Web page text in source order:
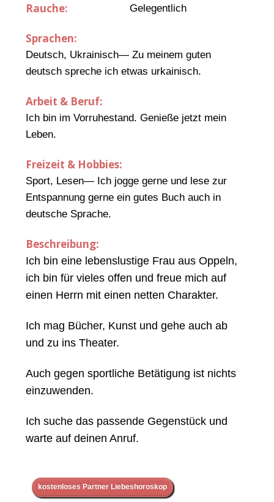
Rauche: Gelegentlich
Sprachen:
Deutsch, Ukrainisch— Zu meinem guten
deutsch spreche ich etwas urkainisch.
Arbeit & Beruf:
Ich bin im Vorruhestand. Genieße jetzt mein
Leben.
Freizeit & Hobbies:
Sport, Lesen— Ich jogge gerne und lese zur
Entspannung gerne ein gutes Buch auch in
deutsche Sprache.
Beschreibung:
Ich bin eine lebenslustige Frau aus Oppeln,
ich bin für vieles offen und freue mich auf
einen Herrn mit einen netten Charakter.
Ich mag Bücher, Kunst und gehe auch ab
und zu ins Theater.
Auch gegen sportliche Betätigung ist nichts
einzuwenden.
Ich suche das passende Gegenstück und
warte auf deinen Anruf.
kostenloses Partner Liebeshoroskop